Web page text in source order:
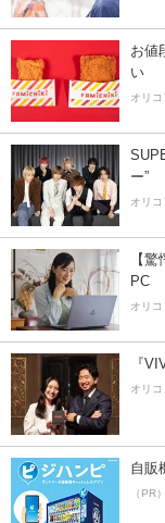
お値
い
オリ
ー”
オリ
【
PC
オリ
『
オリ
自販
（PR